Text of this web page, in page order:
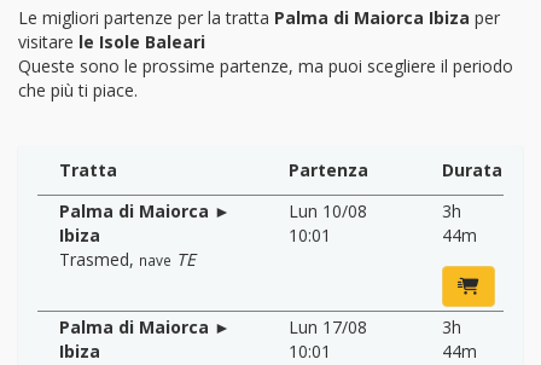
Le migliori partenze per la tratta Palma di Maiorca Ibiza per
visitare le Isole Baleari
Queste sono le prossime partenze, ma puoi scegliere il periodo
che più ti piace.
Tratta Partenza
Durata
Palma di Maiorca ►
Ibiza
Trasmed, nave TE
Lun 10/08
10:01
3h
44m
Palma di Maiorca ►
Ibiza
Lun 17/08
10:01
3h
44m